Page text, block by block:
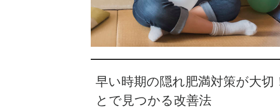
早い時期の隠れ肥満対策が大切
とで見つかる改善法